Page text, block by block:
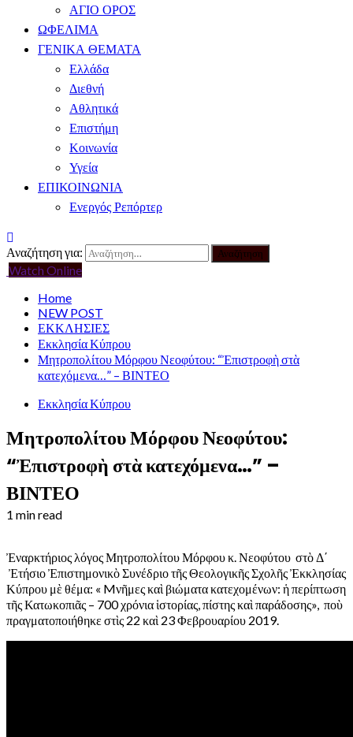
ΑΓΙΟ ΟΡΟΣ
ΩΦΕΛΙΜΑ
ΓΕΝΙΚΑ ΘΕΜΑΤΑ
Ελλάδα
Διεθνή
Αθλητικά
Επιστήμη
Κοινωνία
Υγεία
ΕΠΙΚΟΙΝΩΝΙΑ
Ενεργός Ρεπόρτερ
Αναζήτηση για:
Watch Online
Home
NEW POST
ΕΚΚΛΗΣΙΕΣ
Εκκλησία Κύπρου
Μητροπολίτου Μόρφου Νεοφύτου: “Ἐπιστροφὴ στὰ
κατεχόμενα…” – ΒΙΝΤΕΟ
Εκκλησία Κύπρου
Μητροπολίτου Μόρφου Νεοφύτου:
“Ἐπιστροφὴ στὰ κατεχόμενα…” –
ΒΙΝΤΕΟ
1 min read
Ἐναρκτήριος λόγος Μητροπολίτου Μόρφου κ. Νεοφύτου στὸ Δ΄
Ἐτήσιο Ἐπιστημονικὸ Συνέδριο τῆς Θεολογικῆς Σχολῆς Ἐκκλησίας
Κύπρου μὲ θέμα: « Mνῆμες καὶ βιώματα κατεχομένων: ἡ περίπτωση
τῆς Κατωκοπιᾶς – 700 χρόνια ἱστορίας, πίστης καὶ παράδοσης», ποὺ
πραγματοποιήθηκε στὶς 22 καὶ 23 Φεβρουαρίου 2019.